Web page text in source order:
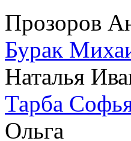
Прозоров
Бурак
Наталья
Тарба
Ольга